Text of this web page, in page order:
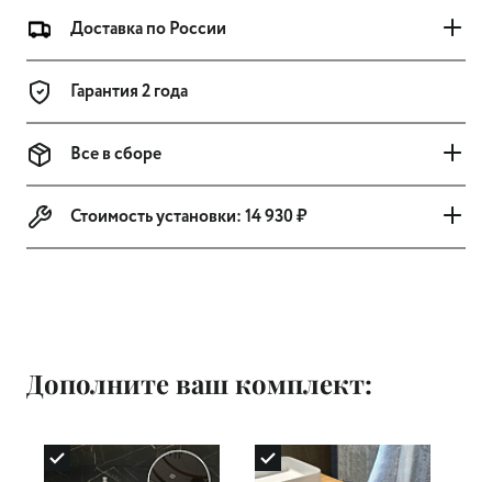
Доставка по России
Гарантия 2 года
Все в сборе
Стоимость установки:14 930 ₽
Дополните ваш комплект: